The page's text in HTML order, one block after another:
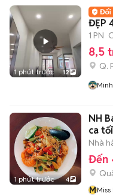
1 phút trước 12
ĐẸP
- BV
1 PN
8,5
Q.
1 phút trước 4
NH
ca tối
Nhà
Đến
MMiss